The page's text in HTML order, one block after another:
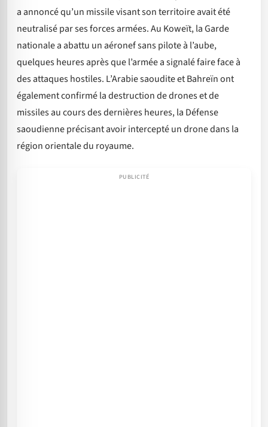
a annoncé qu’un missile visant son territoire avait été
neutralisé par ses forces armées. Au Koweït, la Garde
nationale a abattu un aéronef sans pilote à l’aube,
quelques heures après que l’armée a signalé faire face à
des attaques hostiles. L’Arabie saoudite et Bahreïn ont
également confirmé la destruction de drones et de
missiles au cours des dernières heures, la Défense
saoudienne précisant avoir intercepté un drone dans la
région orientale du royaume.